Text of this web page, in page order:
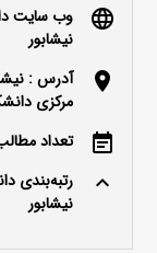
language
وب سایت
نیشابور
location_on
آدرس :
مرکزی
event_note تعداد مطالب :
keyboard_arrow_up
رتبه‌بندی
نیشابور